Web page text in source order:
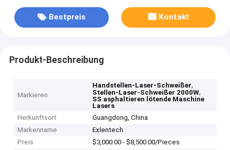
Bestpreis Kontakt
Produkt-Beschreibung
Markieren
Handstellen-Laser-Schweißer,
Stellen-Laser-Schweißer 2000W,
SS asphaltieren lötende Maschine
Lasers
Herkunftsort
Guangdong, China
Markenname
Exlentech
Preis
$3,000.00 - $8,500.00/Pieces